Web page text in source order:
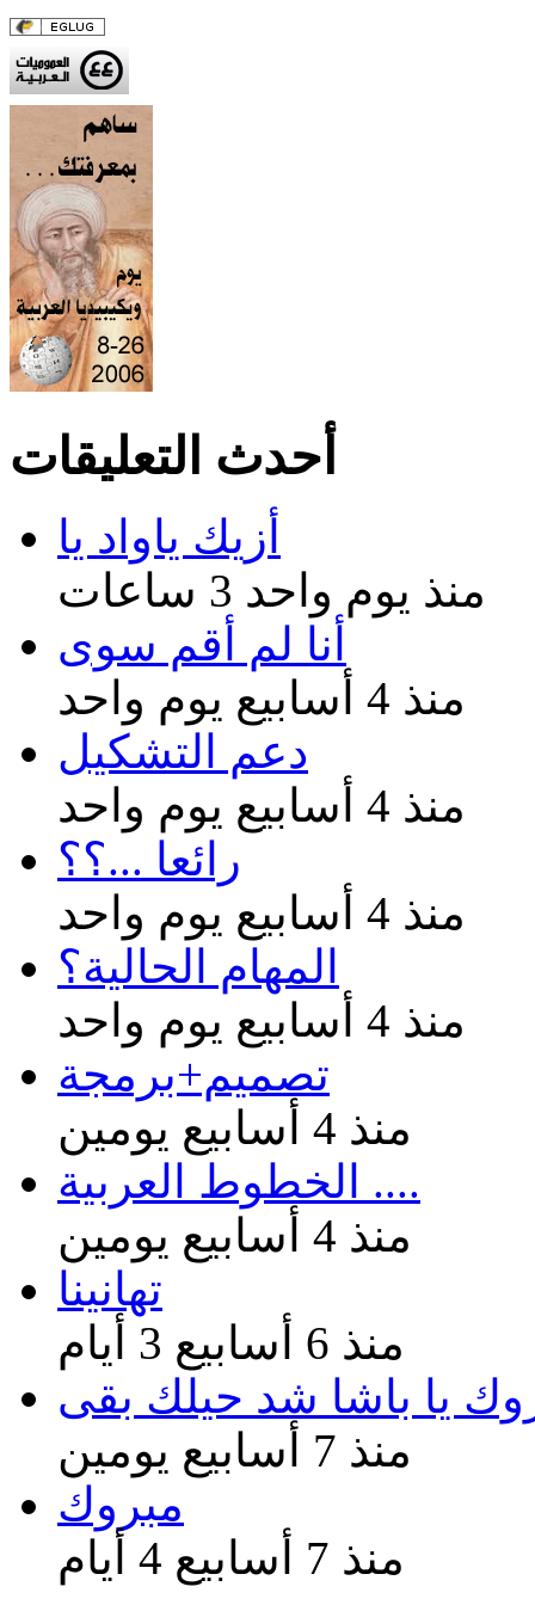
أحدث التعليقات
أزيك ياواد يا
منذ يوم واحد 3 ساعات
أنا لم أقم سوى
منذ 4 أسابيع يوم واحد
دعم التشكيل
منذ 4 أسابيع يوم واحد
رائعا ...؟؟
منذ 4 أسابيع يوم واحد
المهام الحالية؟
منذ 4 أسابيع يوم واحد
تصميم+برمجة
منذ 4 أسابيع يومين
الخطوط العربية ....
منذ 4 أسابيع يومين
تهانينا
منذ 6 أسابيع 3 أيام
يا باشا شد حيلك بقى
منذ 7 أسابيع يومين
مبروك
منذ 7 أسابيع 4 أيام